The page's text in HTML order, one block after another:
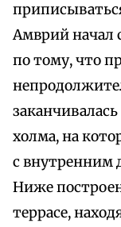
Амврий начал
по тому, что
холма, на
с внутренним
Ниже
террасе,